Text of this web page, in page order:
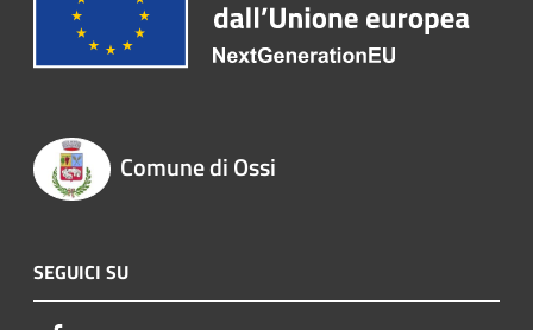
Comune di Ossi
SEGUICI SU